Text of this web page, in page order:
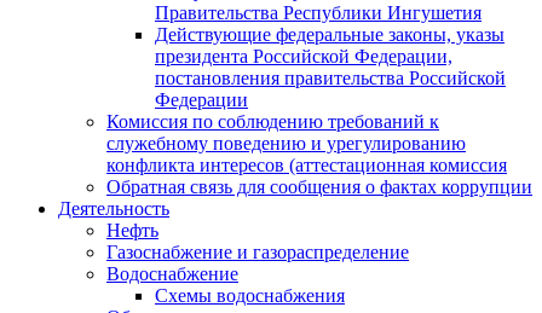
Правительства Республики Ингушетия
Действующие федеральные законы, указы
президента Российской Федерации,
постановления правительства Российской
Федерации
Комиссия по соблюдению требований к
служебному поведению и урегулированию
конфликта интересов (аттестационная комиссия
Обратная связь для сообщения о фактах коррупции
Деятельность
Нефть
Газоснабжение и газораспределение
Водоснабжение
Схемы водоснабжения